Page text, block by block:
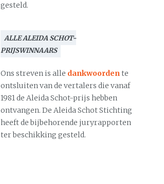
gesteld.
ALLE ALEIDA SCHOT-
PRIJSWINNAARS
Ons streven is alle dankwoordente
ontsluiten van de vertalers die vanaf
1981 de Aleida Schot-prijs hebben
ontvangen. De Aleida Schot Stichting
heeft de bijbehorende juryrapporten
ter beschikking gesteld.